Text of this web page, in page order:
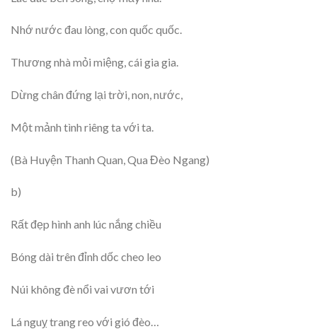
Nhớ nước đau lòng, con quốc quốc.
Thương nhà mỏi miệng, cái gia gia.
Dừng chân đứng lại trời, non, nước,
Một mảnh tình riêng ta với ta.
(Bà Huyện Thanh Quan, Qua Đèo Ngang)
b)
Rất đẹp hình anh lúc nắng chiều
Bóng dài trên đỉnh dốc cheo leo
Núi không đè nổi vai vươn tới
Lá nguỵ trang reo với gió đèo…